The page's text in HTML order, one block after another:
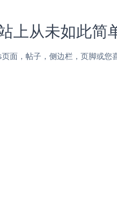
从未如此简
，帖子，侧边栏，页脚或您